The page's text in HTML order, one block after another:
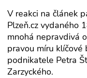
V reakci na článek
Plzeň.cz vydaného
mnohá nepravdivá
pravou míru klíčové
podnikatele Petra
Zarzyckého.